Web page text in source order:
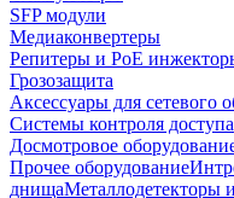
SFP модули
Медиаконвертеры
Репитеры и PoE
Грозозащита
Аксессуары для сетевого
Системы контроля доступа
Досмотровое
Прочее оборудование
днищаМеталлодетекторы